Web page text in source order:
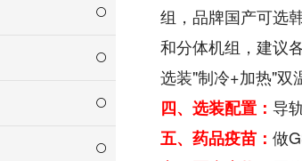
组，品牌国产可选
和分体机组，建议
选装"制冷+加热"
四、选装配置： 导
五、药品疫苗： 做